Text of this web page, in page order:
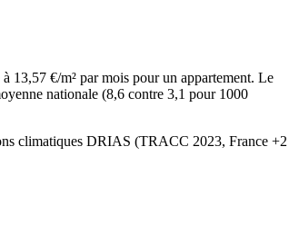
13,57 €/m² par mois pour un appartement. Le
nationale (8,6 contre 3,1 pour 1000
climatiques DRIAS (TRACC 2023, France +2